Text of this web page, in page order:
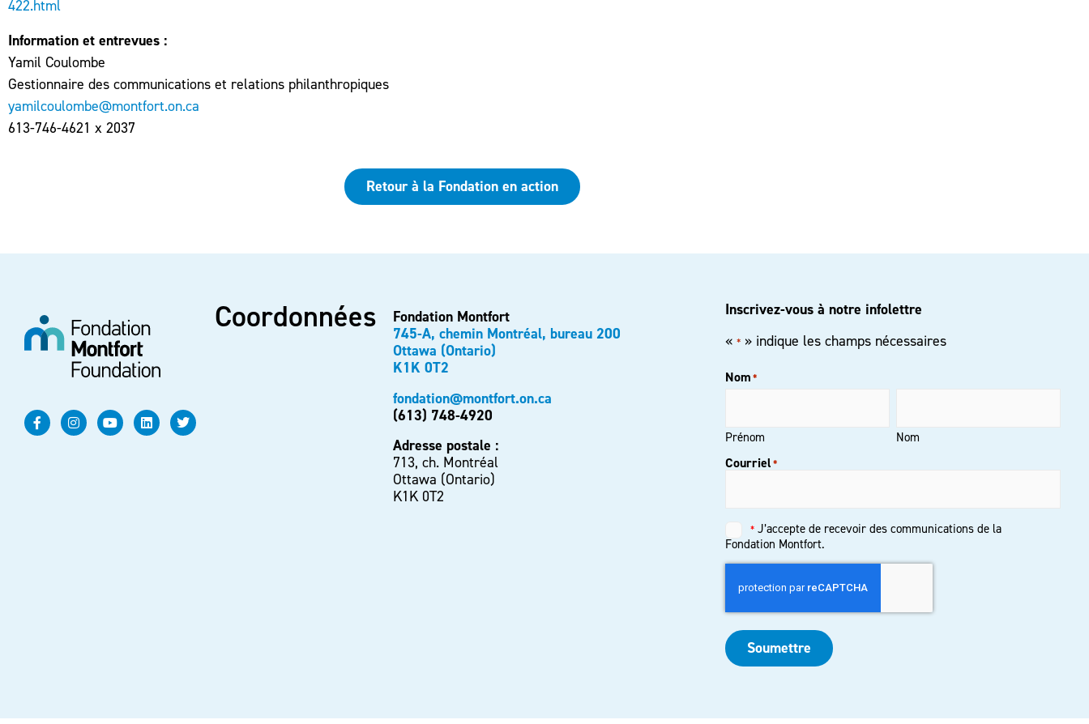
422.html
Information et entrevues :
Yamil Coulombe
Gestionnaire des communications et relations philanthropiques
yamilcoulombe@montfort.on.ca
613-746-4621 x 2037
Retour à la Fondation en action
Coordonnées
Fondation Montfort
745-A, chemin Montréal, bureau 200
Ottawa (Ontario)
K1K 0T2
fondation@montfort.on.ca
(613) 748-4920
Adresse postale :
713, ch. Montréal
Ottawa (Ontario)
K1K 0T2
Inscrivez-vous à notre infolettre
« *» indique les champs nécessaires
Nom*
Prénom Nom
Courriel*
Untitled*
*J’accepte de recevoir des communications de la
Fondation Montfort.
Soumettre